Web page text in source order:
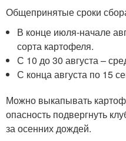
Общепринятые сроки
В конце июля-начале
сорта картофеля.
С 10 до 30 августа –
С конца августа по 15
Можно выкапывать
опасность подвергнуть
за осенних дождей.